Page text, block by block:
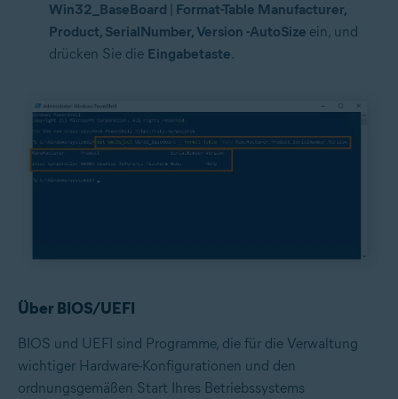
Win32_BaseBoard | Format-Table Manufacturer,
Product, SerialNumber, Version -AutoSize ein, und
drücken Sie die Eingabetaste.
Über BIOS/UEFI
BIOS und UEFI sind Programme, die für die Verwaltung
wichtiger Hardware-Konfigurationen und den
ordnungsgemäßen Start Ihres Betriebssystems